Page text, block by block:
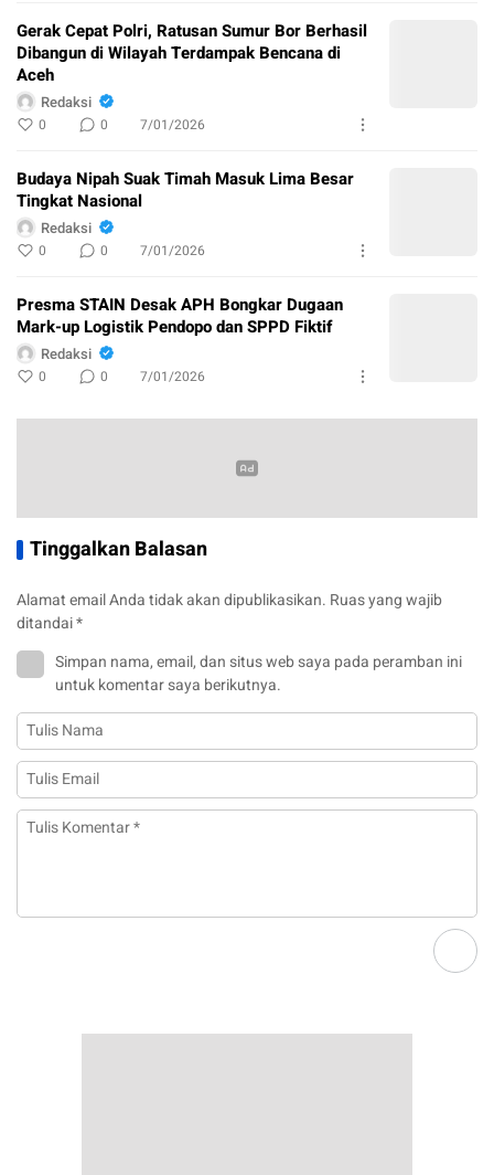
Gerak Cepat Polri, Ratusan Sumur Bor Berhasil
Dibangun di Wilayah Terdampak Bencana di
Aceh
Redaksi
0 0 7/01/2026
Budaya Nipah Suak Timah Masuk Lima Besar
Tingkat Nasional
Redaksi
0 0 7/01/2026
Presma STAIN Desak APH Bongkar Dugaan
Mark-up Logistik Pendopo dan SPPD Fiktif
Redaksi
0 0 7/01/2026
Tinggalkan Balasan
Alamat email Anda tidak akan dipublikasikan. Ruas yang wajib
ditandai*
Simpan nama, email, dan situs web saya pada peramban ini
untuk komentar saya berikutnya.